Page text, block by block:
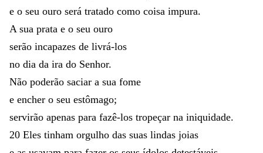
e o seu ouro será tratado como coisa impura.
A sua prata e o seu ouro
serão incapazes de livrá-los
no dia da ira do Senhor.
Não poderão saciar a sua fome
e encher o seu estômago;
servirão apenas para fazê-los tropeçar na iniquidade.
20 Eles tinham orgulho das suas lindas joias